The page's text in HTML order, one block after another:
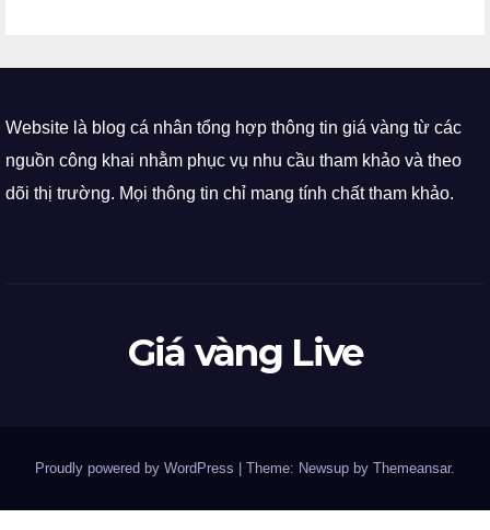
Website là blog cá nhân tổng hợp thông tin giá vàng từ các
nguồn công khai nhằm phục vụ nhu cầu tham khảo và theo
dõi thị trường. Mọi thông tin chỉ mang tính chất tham khảo.
Giá vàng Live
Proudly powered by WordPress Theme: Newsup by Themeansar.